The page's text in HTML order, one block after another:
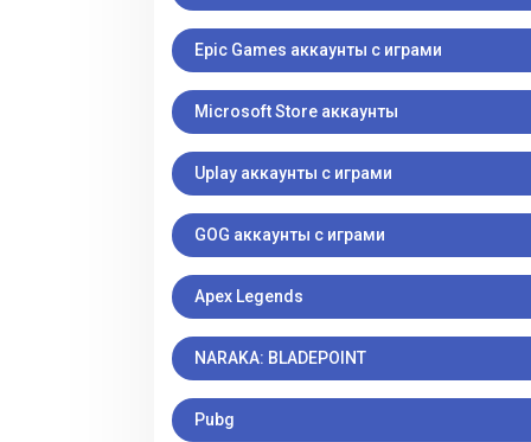
Epic Games аккаунты с играми
Microsoft Store аккаунты
Uplay аккаунты с играми
GOG аккаунты с играми
Apex Legends
NARAKA: BLADEPOINT
Pubg